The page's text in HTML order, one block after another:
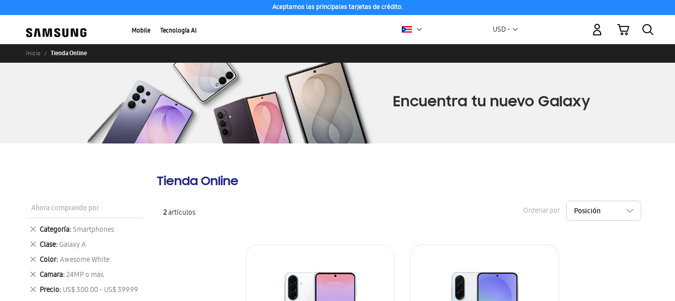
Aceptamos las principales tarjetas de crédito.
Mobile Tecnología AI Moneda
USD -
Mi carrito
Inicio Tienda Online
Tienda Online
2artículos Ordenar por
Ahora comprando por
Categoría Smartphones
Eliminar
este
artículo
Clase Galaxy A
Eliminar
este
artículo
Color Awesome White
Eliminar
este
artículo
Camara 24MP o más
Eliminar
este
artículo
Precio US$ 300.00 - US$ 399.99
Eliminar